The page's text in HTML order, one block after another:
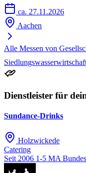
ca. 27.11.2026
Aachen
Alle Messen von
Dienstleister für
Sundance-Drinks
Holzwickede
Catering
Seit 2006 1-5 MA